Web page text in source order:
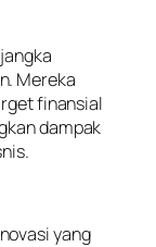
Mereka
finansial
dampak
yang